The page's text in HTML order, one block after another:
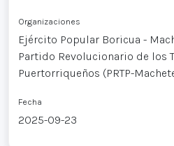
Organizaciones
Ejército Popular Boricua -
Partido Revolucionario de los
Puertorriqueños (PRTP-
Fecha
2025-09-23